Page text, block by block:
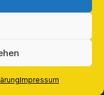
Impressum
Rechte